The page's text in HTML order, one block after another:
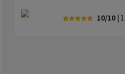
10/10 | 1